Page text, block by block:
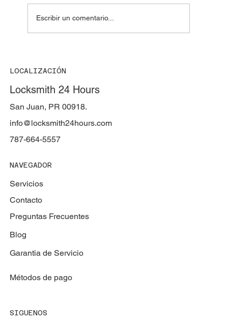
Escribir un comentario...
LOCALIZACIÓN
Locksmith 24 Hours
San Juan, PR 00918.
787-664-5557
info@locksmith24hours.com
NAVEGADOR
Servicios
Contacto
Preguntas Frecuentes
Blog
Garantia de Servicio
Métodos de pago
SIGUENOS